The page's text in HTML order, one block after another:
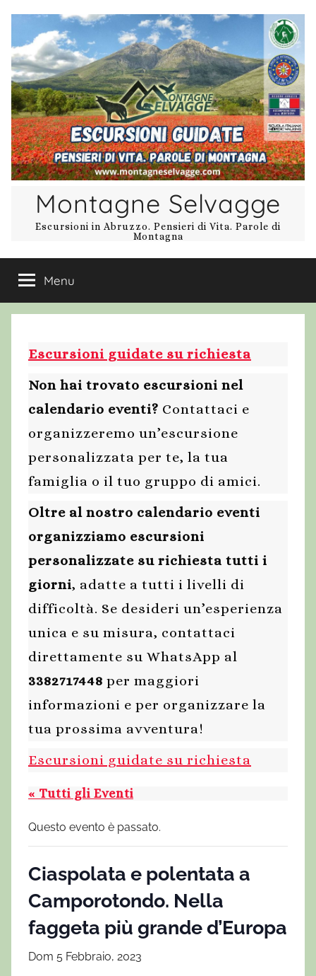
contenuto
Montagne Selvagge
Escursioni in Abruzzo. Pensieri di Vita. Parole di
Montagna
Menu
Escursioni guidate su richiesta
Non hai trovato escursioni nel
calendario eventi? Contattaci e
organizzeremo un’escursione
personalizzata per te, la tua
famiglia o il tuo gruppo di amici.
Oltre al nostro calendario eventi
organizziamo escursioni
personalizzate su richiesta tutti i
giorni, adatte a tutti i livelli di
difficoltà. Se desideri un’esperienza
unica e su misura, contattaci
direttamente su WhatsApp al
3382717448 per maggiori
informazioni e per organizzare la
tua prossima avventura!
Escursioni guidate su richiesta
« Tutti gli Eventi
Questo evento è passato.
Ciaspolata e polentata a
Camporotondo. Nella
faggeta più grande d’Europa
Dom 5 Febbraio, 2023